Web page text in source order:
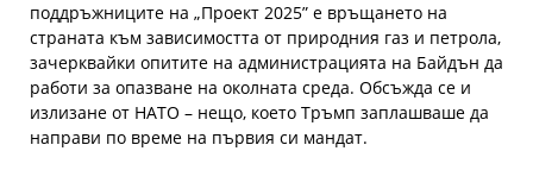
поддръжниците на „Проект 2025” е връщането на
страната към зависимостта от природния газ и петрола,
зачерквайки опитите на администрацията на Байдън да
работи за опазване на околната среда. Обсъжда се и
излизане от НАТО – нещо, което Тръмп заплашваше да
направи по време на първия си мандат.